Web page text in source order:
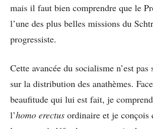
mais il faut bien comprendre que le
l’une des plus belles missions du
progressiste.
Cette avancée du socialisme n’est pas
sur la distribution des anathèmes.
beaufitude qui lui est fait, je
l’homo erectus ordinaire et je conçois